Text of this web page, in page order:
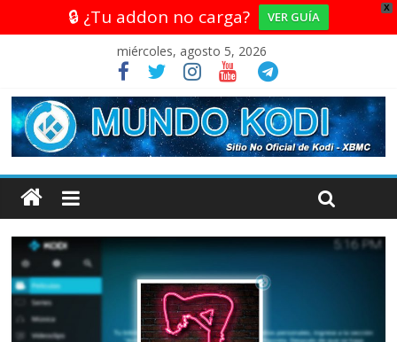
X
🔒 ¿Tu addon no carga? VER GUÍA
miércoles, agosto 5, 2026